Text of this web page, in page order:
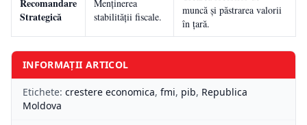
Recomandare
Strategică
Menținerea
stabilității fiscale.
muncă și păstrarea valorii
în țară.
INFORMAȚII ARTICOL
Etichete: crestere economica, fmi, pib, Republica
Moldova